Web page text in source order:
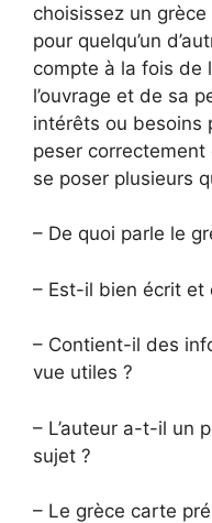
choisissez un
pour quelqu’un
compte à la fois de
l’ouvrage et de sa
intérêts ou besoins
peser
se poser plusieurs
– De quoi parle le
– Est-il bien écrit et
– Contient-il des
vue utiles ?
– L’auteur a-t-il un
sujet ?
– Le grèce carte